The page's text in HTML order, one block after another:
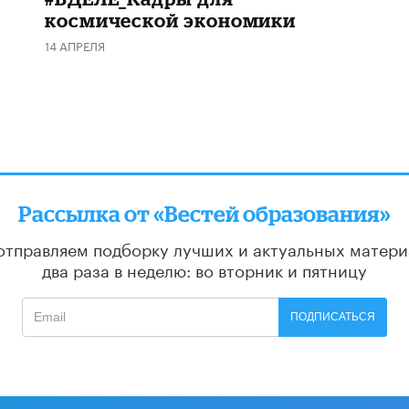
космической экономики
14 АПРЕЛЯ
Рассылка от «Вестей образования»
подборку лучших и актуальных
два раза в неделю: во вторник и пятницу
ПОДПИСАТЬСЯ